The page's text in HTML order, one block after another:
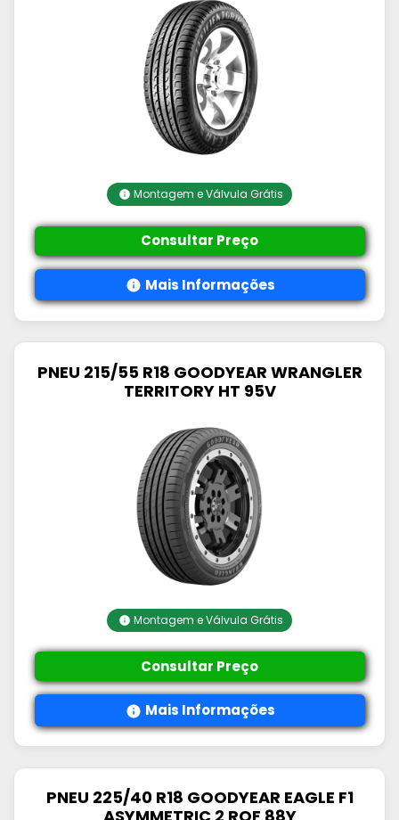
Montagem e Válvula Grátis
Consultar Preço
Mais Informações
PNEU 215/55 R18 GOODYEAR WRANGLER
TERRITORY HT 95V
Montagem e Válvula Grátis
Consultar Preço
Mais Informações
PNEU 225/40 R18 GOODYEAR EAGLE F1